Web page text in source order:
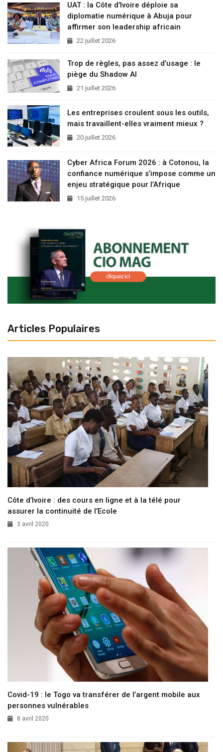
UAT : la Côte d’Ivoire déploie sa
diplomatie numérique à Abuja pour
affirmer son leadership africain
22 juillet 2026
Trop de règles, pas assez d’usage : le
piège du Shadow AI
21 juillet 2026
Les entreprises croulent sous les outils,
mais travaillent-elles vraiment mieux ?
20 juillet 2026
Cyber Africa Forum 2026 : à Cotonou, la
confiance numérique s’impose comme un
enjeu stratégique pour l’Afrique
15 juillet 2026
Articles Populaires
Côte d’Ivoire : des cours en ligne et à la télé pour
assurer la continuité de l’Ecole
3 avril 2020
Covid-19 : le Togo va transférer de l’argent mobile aux
personnes vulnérables
8 avril 2020